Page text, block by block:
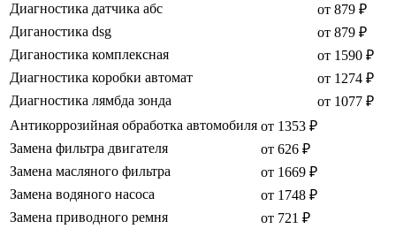
Диагностика датчика абс
от 879 ₽
Диганостика dsg
от 879 ₽
Диганостика комплексная
от 1590 ₽
Диагностика коробки автомат
от 1274 ₽
Диагностика лямбда зонда
от 1077 ₽
Антикоррозийная обработка автомобиля от 1353 ₽
Замена фильтра двигателя
от 626 ₽
Замена масляного фильтра
от 1669 ₽
Замена водяного насоса
от 1748 ₽
Замена приводного ремня
от 721 ₽